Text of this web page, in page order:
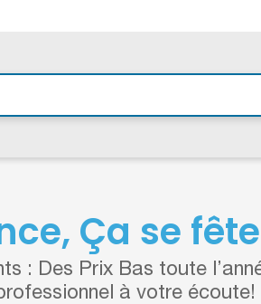
Ça se
: Des Prix Bas toute
à votre écoute!